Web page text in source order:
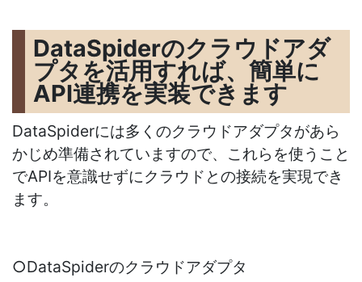
DataSpiderのクラウドアダ
プタを活用すれば、簡単に
API連携を実装できます
DataSpiderには多くのクラウドアダプタがあら
かじめ準備されていますので、これらを使うこと
でAPIを意識せずにクラウドとの接続を実現でき
ます。
○DataSpiderのクラウドアダプタ